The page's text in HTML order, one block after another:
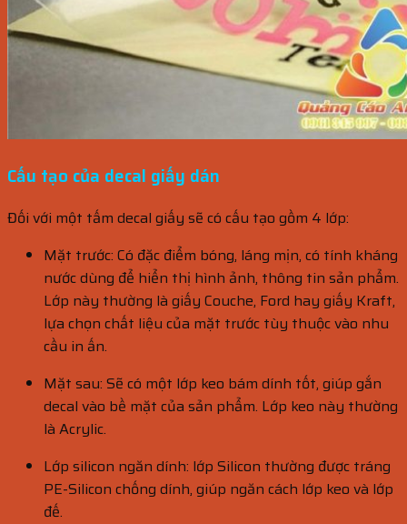
Cấu tạo của decal giấy dán
Đối với một tấm decal giấy sẽ có cấu tạo gồm 4 lớp:
Mặt trước: Có đặc điểm bóng, láng mịn, có tính kháng
nước dùng để hiển thị hình ảnh, thông tin sản phẩm.
Lớp này thường là giấy Couche, Ford hay giấy Kraft,
lựa chọn chất liệu của mặt trước tùy thuộc vào nhu
cầu in ấn.
Mặt sau: Sẽ có một lớp keo bám dính tốt, giúp gắn
decal vào bề mặt của sản phẩm. Lớp keo này thường
là Acrylic.
Lớp silicon ngăn dính: lớp Silicon thường được tráng
PE-Silicon chống dính, giúp ngăn cách lớp keo và lớp
đế.